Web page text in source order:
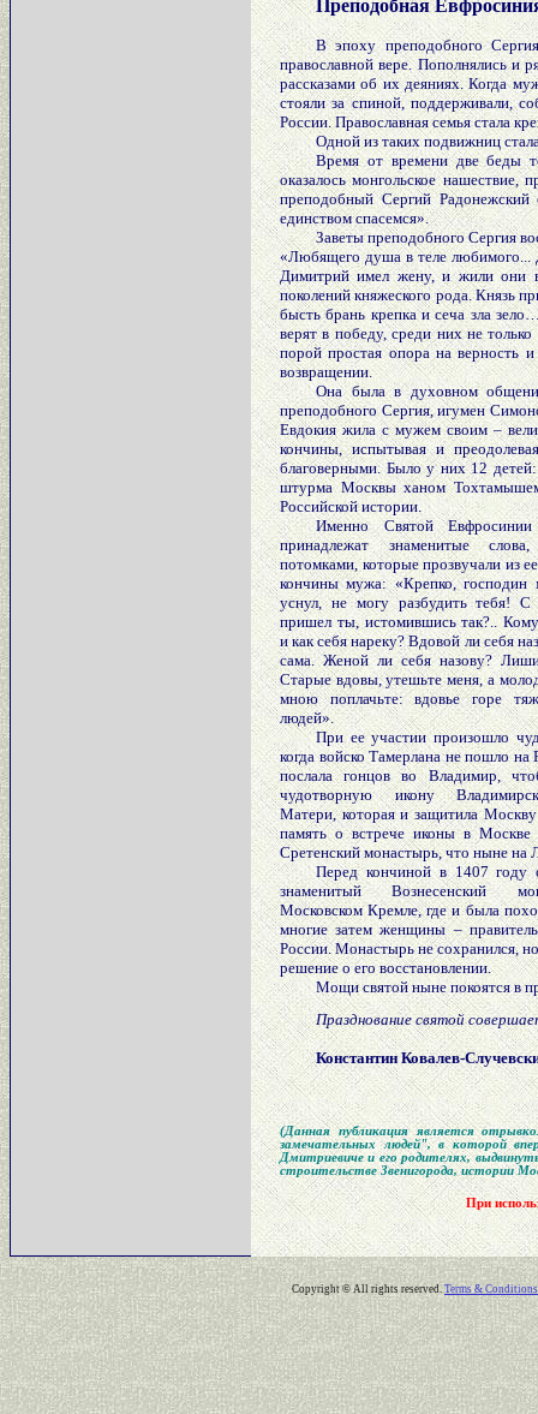
Преподобная
В эпоху преподобного
православной вере. Пополнялись и
рассказами об их деяниях. Когда
стояли за спиной, поддерживали,
России. Православная семья стала
Одной из таких подвижниц
Время от времени две беды
оказалось монгольское нашествие,
преподобный Сергий
единством спасемся».
Заветы преподобного Сергия
«Любящего душа в теле любимого...
Димитрий имел жену, и жили они в
поколений княжеского рода. Князь
бысть брань крепка и сеча зла
верят в победу, среди них не
порой простая опора на верность
возвращении.
Она была в духовном
преподобного Сергия, игумен
Евдокия жила с мужем своим –
кончины, испытывая и
благоверными. Было у них 12
штурма Москвы ханом
Российской истории.
Именно Святой Евфросинии
принадлежат знаменитые слова,
потомками, которые прозвучали из
кончины мужа: «Крепко, господин
уснул, не могу разбудить тебя! С
пришел ты, истомившись так?..
и как себя нареку? Вдовой ли себя
сама. Женой ли себя назову?
Старые вдовы, утешьте меня, а
мною поплачьте: вдовье горе
людей».
При ее участии произошло
когда войско Тамерлана не пошло на
послала гонцов во Владимир,
чудотворную икону
Матери, которая и защитила
память о встрече иконы в Москве
Сретенский монастырь, что ныне на
Перед кончиной в 1407 году
знаменитый Вознесенский
Московском Кремле, где и была
многие затем женщины –
России. Монастырь не сохранился,
решение о его восстановлении.
Мощи святой ныне покоятся в
Празднование святой
Константин Ковалев-
(Данная публикация является
замечательных людей", в которой
Дмитриевиче и его родителях,
строительстве Звенигорода, истории
При
Copyright © All rights reserved.Terms & Conditions